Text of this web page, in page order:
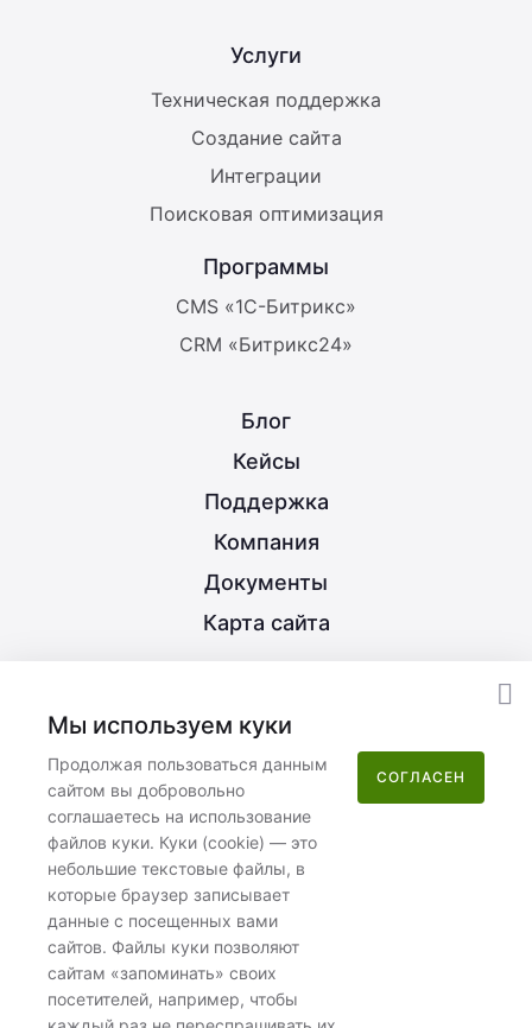
Услуги
Техническая поддержка
Создание сайта
Интеграции
Поисковая оптимизация
Программы
CMS «1С-Битрикс»
CRM «Битрикс24»
Блог
Кейсы
Поддержка
Компания
Документы
Карта сайта
Москва,улица Потаповская Роща, 12к2
Пн–Пт 08:00–17:00
ООО «Некстайп» 2026 © Все права защищены
Мы используем куки
Продолжая пользоваться данным
сайтом вы добровольно
соглашаетесь на использование
файлов куки. Куки (cookie) — это
небольшие текстовые файлы, в
которые браузер записывает
данные с посещенных вами
сайтов. Файлы куки позволяют
сайтам «запоминать» своих
посетителей, например, чтобы
СОГЛАСЕН